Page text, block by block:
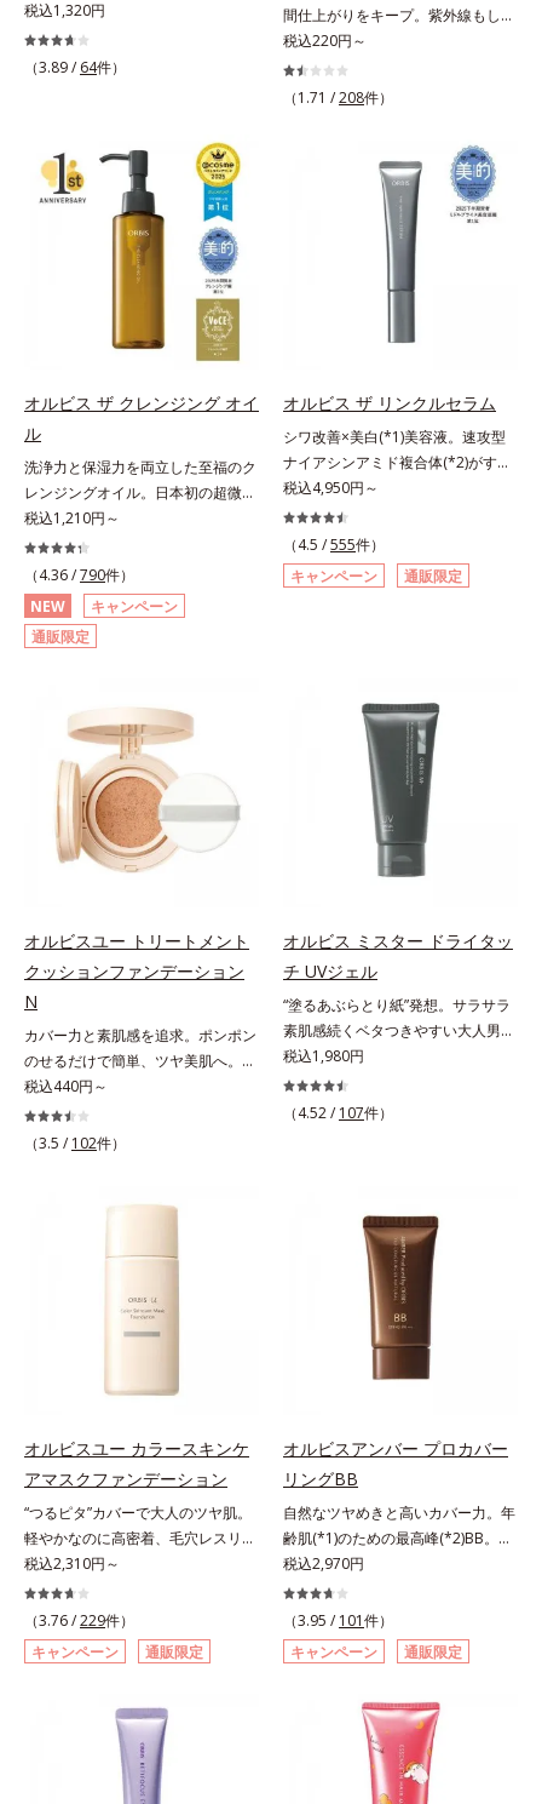
れにくくなり、密閉することで保湿
成分を浸透促進すること（角層ま
で）*5 保湿成分*6 角層まで＜使用
量目安＞大きめのパール1粒程度
洗顔料 ⇒ 化粧水 ⇒ 保湿液 ⇒オル
ビス リンクルブライトUVプロテク
ター N各商品の詳しい情報は商品ペ
ージをご覧ください。・BEAUTY夏
コンパクトタイプです。
ネキサム酸」を配合しました。さら
に、シリーズ共通の美容成分(*7)
「GLルートブースター(*9)」を配合
することで、肌のふっくら感や透明
角的なエイジングケアが叶うシリー
ズに。3ステップで上向き(*10)のハ
リと透明感を。効果的なシナジー設
計で、あなたのエイジングケアを応
援します。*1 メラニンの生成を抑
*6 乾燥による*7 保湿成分*8
ロニセラカエルレア果汁、ノバラエ
キス配合＝うるおいを与えハリと透
明感に満ちた肌へ導く保湿成分*9
エキス配合＝角層のすみずみまで水
分・油分を保ち、ハリ・ツヤを与え
る保湿成分*10 気持ちのことアレ
美しい肌へ。7000種を超える成分
から厳選し、「うるおいの質(*1)」
に着目した初期エイジングケア(*2)
る初期エイジングケアシリーズで
す。「うるおいの質」に着目し、肌
荒れを予防しながらうるおいに満ち
た美しい肌へと導きます。ポーラ・
オルビスグループ独自の肌荒れ防止
有効成分として、「DF-パンテノー
ル(*3)」を国内唯一(*4)、高濃度で
配合。角層のバリア機能にアプロー
チして肌荒れを防ぎ、肌不調にゆら
がない肌を叶えます。そして、独自
研究に基づいたアプローチ成分
「MCアクティベーター(*5)」。肌
のうるおいを引き出し・高めて、ハ
リ感あふれる肌へと導きます。うる
おいに満ちたゆらがない肌をご体感
いただくために設計された3ステッ
プで、いつも力強く美しくあり続け
るあなたを応援します。*1 肌にう
るおいが満ち、維持されている状態
*2 年齢に応じたお手入れのこと
*3 デクスパンテノールW*4
オトギリソウエキス配合＝肌にうる
おいを与え、うるおいに満ちたハリ
ツヤ肌へ導く保湿成分アレルギーテ
スト済＝全ての方にアレルギーが起
こらないということではありませ
税込1,320円
（3.89 / 64件）
間仕上がりをキープ。紫外線もしっ
かりカットするファンデーション。
皮脂を味方に軽やかな仕上がりが続
く、UVカットパウダーファンデー
上がる粉体(*1)と、サラサラ状態を
キープする(*2)2種の粉体で、ヨ
レ・テカリをブロック。素肌にピタ
ッと密着する設計で、くずれにくい
サラサラ肌をキープします。さらに
脂や汗に濡れてもくすみにくく。2
ように肌のノイズをふわっとカバー
じさせない、軽やかな美肌に整えま
もしっかりカットします。※外観色
や肌に塗布した直後の色が濃く見え
ますが、肌になじんだ後の色みは他
のファンデーションと同等です。*1
炭酸Ca配合＝化粧持ち向上粉体*2
（HDI/トリメチロールヘキシルラク
EX（アルミナ、ヒアルロン酸
Na）、密着エアリーパウダー
EX（ポリアスパラギン酸Na、マイ
カ）配合＝仕上がり向上成分
税込220円～
（1.71 /208件）
オルビス ザ クレンジング オイ
ル
洗浄力と保湿力を両立した至福のク
レンジングオイル。日本初の超微粒
子技術(*1)が毛穴奥の微細な汚れに
アプローチ。圧倒的な洗浄力と毛穴
悩みに着目したクレンジングオイル
です。日本初・超微粒子技術(*1)
で、さっと塗り広げるだけで濃いメ
イクはもちろん毛穴悩みも取り去
ンジング(*2)をご用意しました。ポ
ーラ化成は独自の先端研究により、
ナノバブルよりも小さい超微粒子
(*3)をクレンジングに搭載すること
に成功。毛穴よりはるかに小さい超
微粒子とオイルが肌と汚れの間に入
り込み、小さくばらけて肌表面にう
することを防止し、細かい毛穴汚れ
をごっそりするん！角栓溶解オイル
(*4)が詰まりや黒ずみも溶かして、
毛穴の目立ちにくいすべすべ肌に洗
い上げます。大人肌のためのくすみ
(*5)を晴らすアプローチによって圧
立ち(*6)や乾燥によるくすみをケア
し、毎日のメイクが楽しくなる晴れ
成独自の（Ｃ１２－２０）アルキル
ルから、汚れをはね返す水の膜をつ
点、J－GLOBALによる自社調べ）
*2 オルビス内でかつてないオイル
による*6 キメの乱れによる＜使用
量目安＞適量＜使用ステップ＞オル
ビス ザ クレンジング オイル ⇒
洗顔料 ⇒ 化粧水 ⇒ 保湿液
※W洗顔が必要です＜使用方法＞1.
適量（2プッシュ程度）をとり、手
のひら全体にさっと広げます。2.肌
の上で軽くらせんを描くように、メ
イクとよくなじませます。※落ちに
にとり、メイクとしっかりなじませ
てください。3.メイクとなじんだ
ら、水またはぬるま湯でよく洗い流
します。4.その後、洗顔料で洗顔し
税込1,210円～
（4.36 /790件）
NEW
キャンペーン
通販限定
オルビス ザ リンクルセラム
シワ改善×美白(*1)美容液。速攻型
ナイアシンアミド複合体(*2)がすば
やく浸透(*3)。ピンと、パッと。大
人の肌にハリ感を。シワ改善×美白
(*1)美容液。ポーラ化成 研究所の独
自研究で見出した、速攻型ナイアシ
ンアミド複合体(*2)と浸透サポート
届けます。真皮のコラーゲン産生を
促進し、年齢とともに刻まれる深い
悩みのシワを改善しながら、過剰な
メラニン生成を防ぎ未来のシミ・ソ
バカスを予防します。さらに独自研
究に基づいた浸透型ハリ保湿成分
(*6)で大人肌にハリ感をプラス。す
計"。見えているシワはもちろん、
自分では気づきにくい死角のシワの
改善にも効果を発揮します。*1 メ
ラニンの生成を抑え、シミ・ソバカ
スを防ぐ*2 ナイアシンアミド（有
トステロール、水（基剤）、
BG（保湿）*3 角層まで*4 K石けん
方との比較*6 ドクダミエキス、シ
クロヘキサンジカルボン酸ビスエト
キシジグリコール（保湿）＜使用量
目安＞パール1粒程度＜ご使用ステ
ップ＞洗顔料 ⇒ 化粧水 ⇒ ザ リン
クルセラム ⇒ 保湿液＜1商品あたり
の使用回数＞通常サイズ：約90回
い情報は商品ページをご覧くださ
い。・BEAUTY夏祭りは、こちら
税込4,950円～
（4.5 /555件）
キャンペーン
通販限定
オルビスユー トリートメント
クッションファンデーション
N
カバー力と素肌感を追求。ポンポン
のせるだけで簡単、ツヤ美肌へ。カ
バー力と素肌感を両立する、簡単ツ
ヤ美肌クッションファンデーション
です。多方向へ光を拡散し、高いソ
との親和性が高いアミノ酸系パウダ
み、厚塗り感なくピタッと密着しま
ムラなどの大人の肌悩みをポンポン
するだけで簡単にカバーし、まるで
な、うるツヤ美肌を演出します。*
良くする仕上がり向上粉体
税込440円～
（3.5 / 102件）
オルビス ミスター ドライタッ
チ UVジェル
“塗るあぶらとり紙”発想。サラサラ
素肌感続くベタつきやすい大人男性
肌のための日焼け止めジェル。メン
ズブランド「オルビス ミスター」
の日焼け止めです。SPF50+・
だけます。高いUVカット力を持つ
アイテムは本来多くのオイルが必要
ですが、オルビス ミスターは少な
いオイル(*1)でも多くのUVカット成
分を抱え込む技術を採用しました。
さらに皮脂吸着パウダー(*2)も配
合。ベタつきにくいみずみずしい使
ようなサラサラ肌が続きます。大人
男性の悩み、シミ(*3)とテカリ(*4)
の両方に応えるアイテムです。*1
自社比較*2 アクリレーツコポリマ
ー配合＝化粧持ち向上成分*3 日焼
けによるシミ予防*4 皮脂吸着によ
るテカリ防止
税込1,980円
（4.52 / 107件）
オルビスユー カラースキンケ
アマスクファンデーション
“つるピタ”カバーで大人のツヤ肌。
軽やかなのに高密着、毛穴レスリキ
ッドファンデ。みずみずしく、とけ
込むように密着カバー毛穴レスでな
めらかな質感美へ導く、リキッドフ
ァンデーション「カバーはしたいけ
ど厚塗り感はイヤ」「素肌がもとも
なお客様の声から誕生した、軽やか
なのにピタッと密着し、肌悩み
を“つるん”と隠すリキッドファンデ
ーションです。年齢とともに増えて
税込2,310円～
（3.76 /229件）
キャンペーン
通販限定
オルビスアンバー プロカバー
リングBB
自然なツヤめきと高いカバー力。年
齢肌(*1)のための最高峰(*2)BB。年
齢肌(*1)のための最高峰(*2)BBクリ
ームです。肌のアラを光でふわりと
とばし、くすみや凹凸も軽やかにカ
バー。さらに厚みのあるテクスチャ
ーが均一にのび広がり、しっかりカ
す。年齢肌による黄ぐすみや血色の
悪さに対応した色設計で、白浮きせ
ずパッと明るい印象を叶えます。こ
れ1本で、日中美容クリーム・日焼
税込2,970円
（3.95 / 101件）
キャンペーン
通販限定